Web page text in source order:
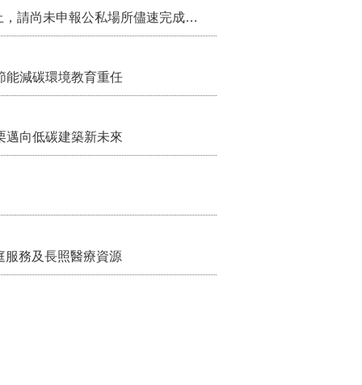
115年第2季固定源空污費申報已於7月底截止，請尚未申報公私場所儘速完成申繳，以免面臨滯納金及罰鍰!
減碳環境教育重任
向低碳建築新未來
服務及長照醫療資源